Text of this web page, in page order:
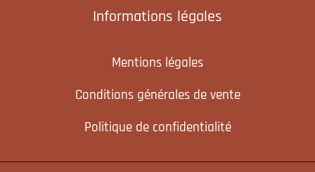
Informations légales
Mentions légales
Conditions générales de vente
Politique de confidentialité